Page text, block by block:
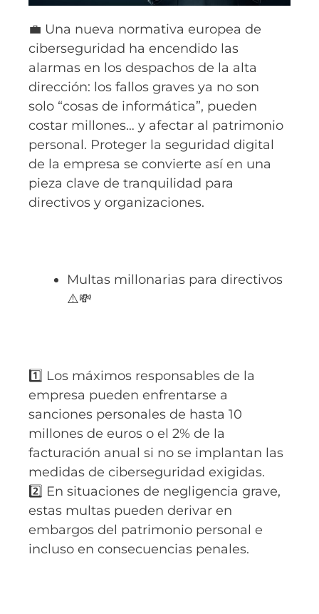
💼 Una nueva normativa europea de
ciberseguridad ha encendido las
alarmas en los despachos de la alta
dirección: los fallos graves ya no son
solo “cosas de informática”, pueden
costar millones… y afectar al patrimonio
personal. Proteger la seguridad digital
de la empresa se convierte así en una
pieza clave de tranquilidad para
directivos y organizaciones.
Multas millonarias para directivos
⚠️💸
1️⃣ Los máximos responsables de la
empresa pueden enfrentarse a
sanciones personales de hasta 10
millones de euros o el 2% de la
facturación anual si no se implantan las
medidas de ciberseguridad exigidas.
2️⃣ En situaciones de negligencia grave,
estas multas pueden derivar en
embargos del patrimonio personal e
incluso en consecuencias penales.